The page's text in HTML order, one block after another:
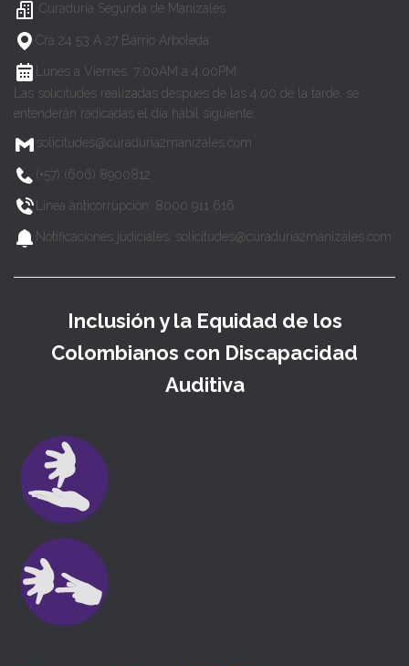
Curaduría Segunda de Manizales
Cra 24 53 A 27 Barrio Arboleda
Lunes a Viernes, 7:00AM a 4:00PM
Las solicitudes realizadas después de las 4:00 de la tarde, se
entenderán radicadas el día hábil siguiente.
solicitudes@curaduria2manizales.com
(+57) (606) 8900812
Línea anticorrupción: 8000 911 616
Notificaciones judiciales: solicitudes@curaduria2manizales.com
Inclusión y la Equidad de los
Colombianos con Discapacidad
Auditiva